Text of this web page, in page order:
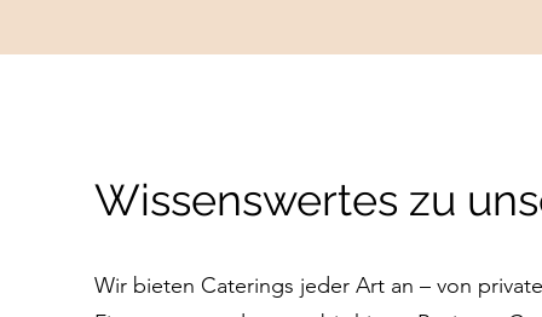
Wissenswertes zu
Wir bieten Caterings jeder Art an – von